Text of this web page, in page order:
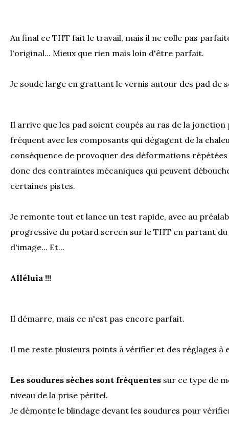
Au final ce THT fait le travail, mais il ne colle pas
l'original... Mieux que rien mais loin d'être parfait.
Je soude large en grattant le vernis autour des pad de
Il arrive que les pad soient coupés au ras de la
fréquent avec les composants qui dégagent de la
conséquence de provoquer des déformations
donc des contraintes mécaniques qui peuvent
certaines pistes.
Je remonte tout et lance un test rapide, avec au
progressive du potard screen sur le THT en partant
d'image... Et...
Alléluia !!!
Il démarre, mais ce n'est pas encore parfait.
Il me reste plusieurs points à vérifier et des réglages à
Les soudures sèches sont fréquentes sur ce type de
niveau de la prise péritel.
Je démonte le blindage devant les soudures pour